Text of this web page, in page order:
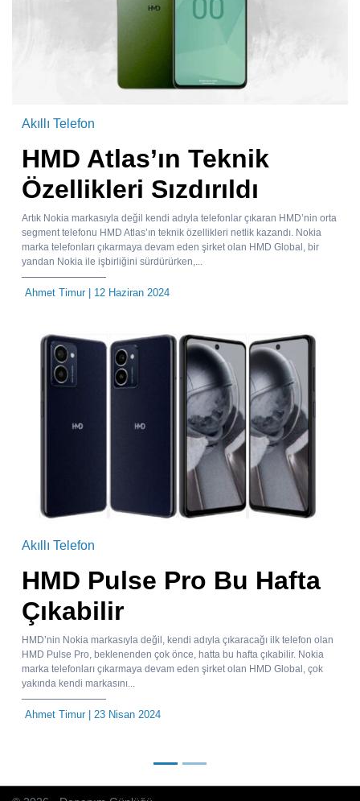
Akıllı Telefon
HMD Atlas’ın Teknik
Özellikleri Sızdırıldı
Artık Nokia markasıyla değil kendi adıyla telefonlar çıkaran HMD’nin orta
segment telefonu HMD Atlas’ın teknik özellikleri netlik kazandı. Nokia
marka telefonları çıkarmaya devam eden şirket olan HMD Global, bir
yandan Nokia ile işbirliğini sürdürürken,...
Ahmet Timur| 12 Haziran 2024
Akıllı Telefon
HMD Pulse Pro Bu Hafta
Çıkabilir
HMD’nin Nokia markasıyla değil, kendi adıyla çıkaracağı ilk telefon olan
HMD Pulse Pro, beklenenden çok önce, hatta bu hafta çıkabilir. Nokia
marka telefonları çıkarmaya devam eden şirket olan HMD Global, çok
yakında kendi markasını...
Ahmet Timur| 23 Nisan 2024